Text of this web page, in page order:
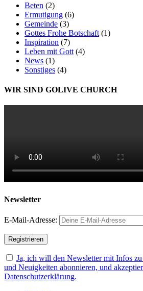
Beten (2)
Ermutigung (6)
Gemeinde (3)
Gottes Frohe Botschaft (1)
Inspiration (7)
Leben mit Gott (4)
News (1)
Sonstiges (4)
WIR SIND GOLIVE CHURCH
Newsletter
E-Mail-Adresse:
Ja, ich will den Newsletter mit Infos
und Neuigkeiten abonnieren, und
Datenschutzerklärung.